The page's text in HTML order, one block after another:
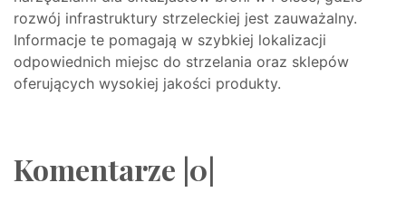
rozwój infrastruktury strzeleckiej jest zauważalny.
Informacje te pomagają w szybkiej lokalizacji
odpowiednich miejsc do strzelania oraz sklepów
oferujących wysokiej jakości produkty.
Komentarze |0|